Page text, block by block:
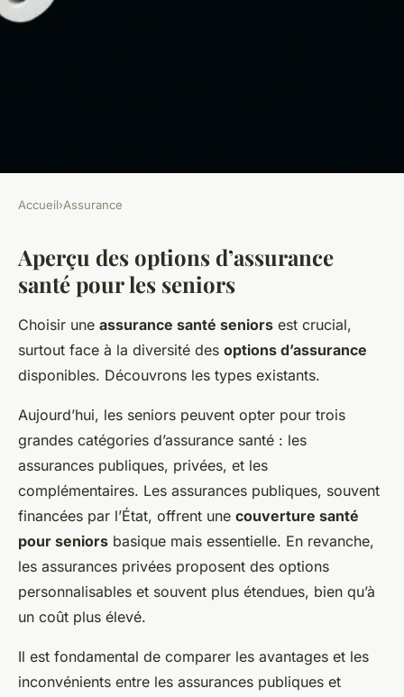
Vision future: La prévoyance
santé pour les seniors
admin• 2 mars 2025•7 min de lecture
Accueil›Assurance
Aperçu des options d’assurance
santé pour les seniors
Choisir une assurance santé seniors est crucial,
surtout face à la diversité des options d’assurance
disponibles. Découvrons les types existants.
Aujourd’hui, les seniors peuvent opter pour trois
grandes catégories d’assurance santé : les
assurances publiques, privées, et les
complémentaires. Les assurances publiques, souvent
financées par l’État, offrent une couverture santé
pour seniors basique mais essentielle. En revanche,
les assurances privées proposent des options
personnalisables et souvent plus étendues, bien qu’à
un coût plus élevé.
Il est fondamental de comparer les avantages et les
inconvénients entre les assurances publiques et